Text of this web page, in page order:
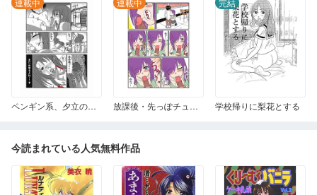
連載中
ペンギン系、夕立のメモリー
連載中
放課後・先っぽチュッチュ♪
完結
学校帰りに梨花とする
今読まれている人気無料作品